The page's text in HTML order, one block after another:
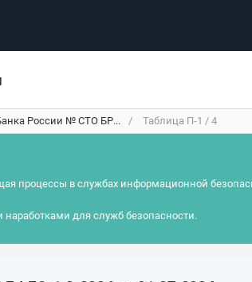
России № СТО БР... Таблица П-1 / 4
процессы в службах информационной
для служб безопасности.